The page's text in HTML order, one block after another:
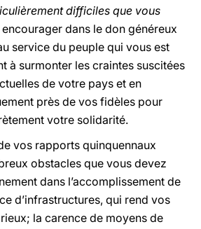
difficiles que vous
dans le don généreux
service du peuple qui vous est
à surmonter les craintes suscitées
de votre pays et en
près de vos fidèles pour
votre solidarité.
vos rapports quinquennaux
obstacles que vous devez
dans l’accomplissement de
d’infrastructures, qui rend vos
la carence de moyens de